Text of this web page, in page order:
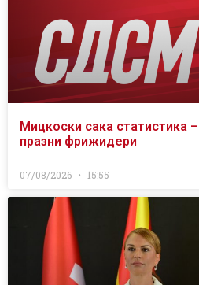
Мицкоски сака статистика
празни фрижидери
07/08/2026 15:55